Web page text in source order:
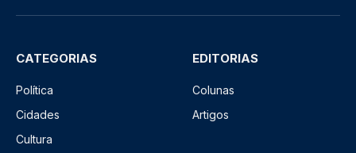
CATEGORIAS
Política
Cidades
Cultura
EDITORIAS
Colunas
Artigos